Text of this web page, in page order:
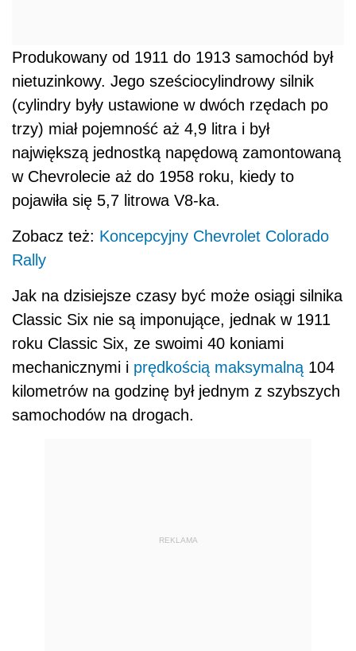
Produkowany od 1911 do 1913 samochód był
nietuzinkowy. Jego sześciocylindrowy silnik
(cylindry były ustawione w dwóch rzędach po
trzy) miał pojemność aż 4,9 litra i był
największą jednostką napędową zamontowaną
w Chevrolecie aż do 1958 roku, kiedy to
pojawiła się 5,7 litrowa V8-ka.
Zobacz też: Koncepcyjny Chevrolet Colorado
Rally
Jak na dzisiejsze czasy być może osiągi silnika
Classic Six nie są imponujące, jednak w 1911
roku Classic Six, ze swoimi 40 koniami
mechanicznymi i prędkością maksymalną 104
kilometrów na godzinę był jednym z szybszych
samochodów na drogach.
REKLAMA